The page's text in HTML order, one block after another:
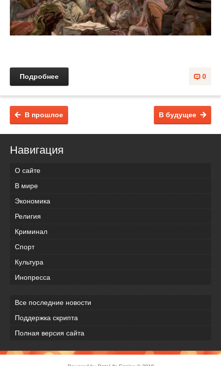
0
Подробнее
В будущее
В прошлое
Навигация
О сайте
В мире
Экономика
Религия
Криминал
Спорт
Культура
Инопресса
Все последние новости
Поддержка скрипта
Полная версия сайта